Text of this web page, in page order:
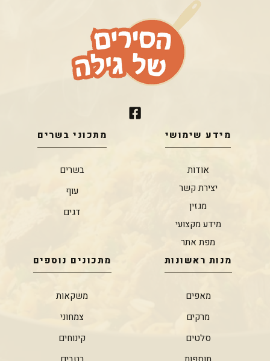
מידע שימושי
אודות
יצירת קשר
מגזין
מידע מקצועי
מפת אתר
מתכוני בשרים
בשרים
עוף
דגים
מנות ראשונות
מאפים
מרקים
סלטים
מתכונים נוספים
משקאות
צמחוני
קינוחים